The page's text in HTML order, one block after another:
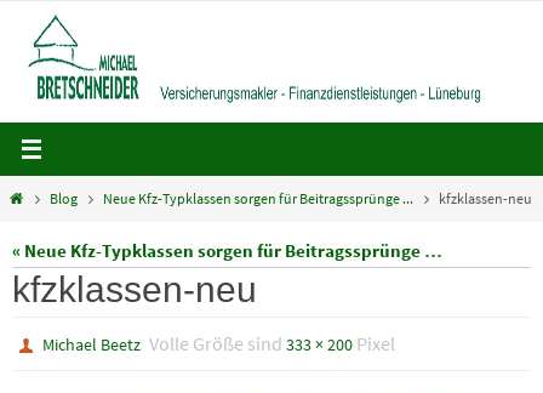
Inhalt
springen
HomeBlog Neue Kfz-Typklassen sorgen für Beitragssprünge ... kfzklassen-neu
« Neue Kfz-Typklassen sorgen für Beitragssprünge …
kfzklassen-neu
Michael Beetz Volle Größe sind333 × 200 Pixel